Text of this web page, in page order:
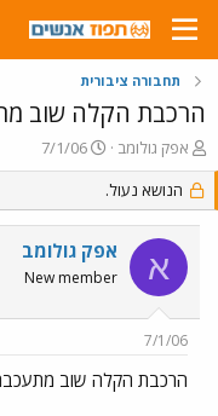
תחבורה ציבורית
הרכבת הקלה שוב
פ
ו
ת
ח
נ
ו
א
אפק גולומב
פ
ו
ס
ב
ת
ר
7/1/06
הנושא נעול.
א אפק גולומב
New member
7/1/06
הרכבת הקלה שוב